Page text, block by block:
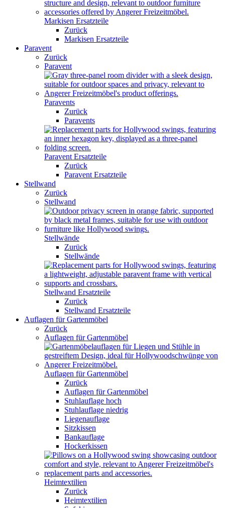
Markisen Ersatzteile
Zurück
Markisen Ersatzteile
Paravent
Zurück
Paravent
Paravents
Zurück
Paravents
Paravent Ersatzteile
Zurück
Paravent Ersatzteile
Stellwand
Zurück
Stellwand
Stellwände
Zurück
Stellwände
Stellwand Ersatzteile
Zurück
Stellwand Ersatzteile
Auflagen für Gartenmöbel
Zurück
Auflagen für Gartenmöbel
Auflagen für Gartenmöbel
Zurück
Auflagen für Gartenmöbel
Stuhlauflage hoch
Stuhlauflage niedrig
Liegenauflage
Sitzkissen
Bankauflage
Hockerkissen
Heimtextilien
Zurück
Heimtextilien